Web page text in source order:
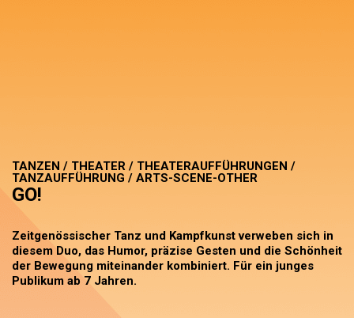
TANZEN / THEATER / THEATERAUFFÜHRUNGEN /
TANZAUFFÜHRUNG / ARTS-SCENE-OTHER
GO!
Zeitgenössischer Tanz und Kampfkunst verweben sich in
diesem Duo, das Humor, präzise Gesten und die Schönheit
der Bewegung miteinander kombiniert. Für ein junges
Publikum ab 7 Jahren.